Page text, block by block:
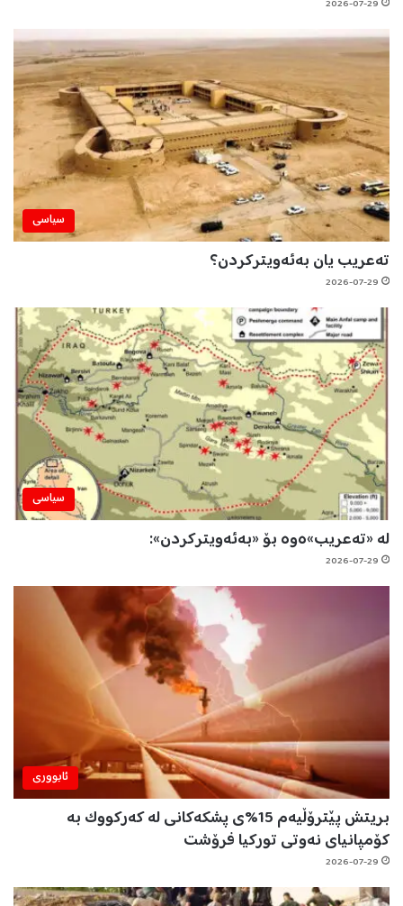
2026-07-29
سیاسی
تەعریب یان بەئەویترکردن؟
2026-07-29
سیاسی
لە «تەعریب»ەوە بۆ «بەئەویترکردن»:
2026-07-29
ئابووری
بریتش پێترۆڵیەم 15%ی پشکەکانی لە کەرکووک بە
کۆمپانیای نەوتی تورکیا فرۆشت
2026-07-29